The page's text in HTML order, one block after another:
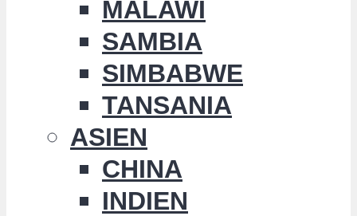
MALAWI
SAMBIA
SIMBABWE
TANSANIA
ASIEN
CHINA
INDIEN